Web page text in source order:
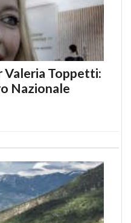
Valeria Toppetti:
Nazionale